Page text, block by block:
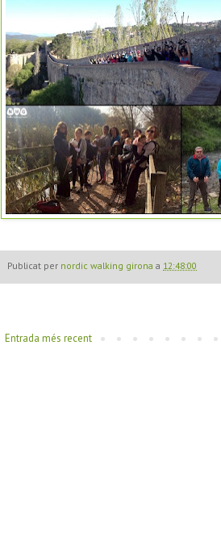
Publicat per nordic walking girona a 12:48:00
Entrada més recent